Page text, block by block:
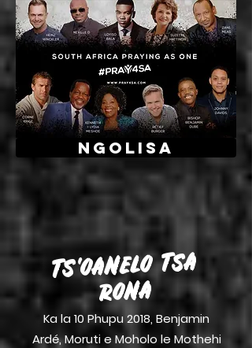
NGOLISA
TS'OANELO TSA
RONA
Ka la 10 Phupu 2018, Benjamin
Ardé, Moruti e Moholo le Mothehi